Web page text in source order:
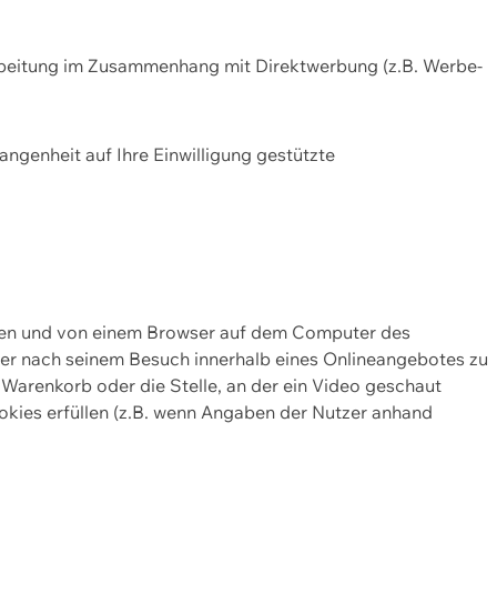
im Zusammenhang mit Direktwerbung (z.B. Werbe-
auf Ihre Einwilligung gestützte
und von einem Browser auf dem Computer des
nach seinem Besuch innerhalb eines Onlineangebotes zu
oder die Stelle, an der ein Video geschaut
erfüllen (z.B. wenn Angaben der Nutzer anhand